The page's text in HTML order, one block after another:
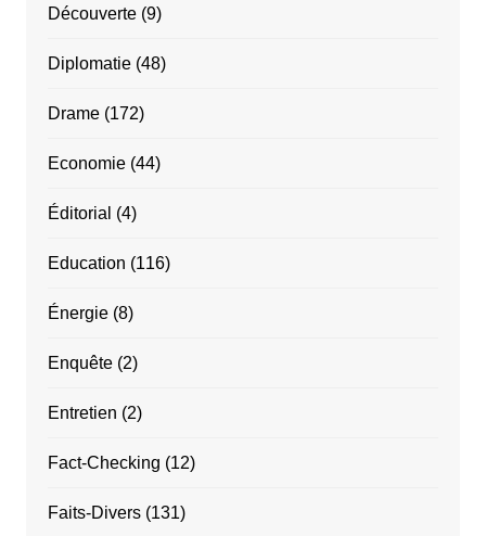
Découverte(9)
Diplomatie(48)
Drame(172)
Economie(44)
Éditorial (4)
Education (116)
Énergie(8)
Enquête(2)
Entretien (2)
Fact-Checking (12)
Faits-Divers(131)